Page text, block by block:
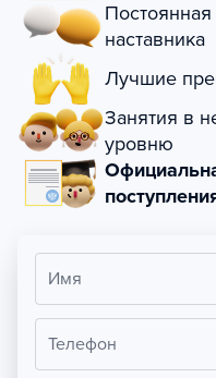
наставника
Лучшие
Занятия в
уровню
Имя
Телефон